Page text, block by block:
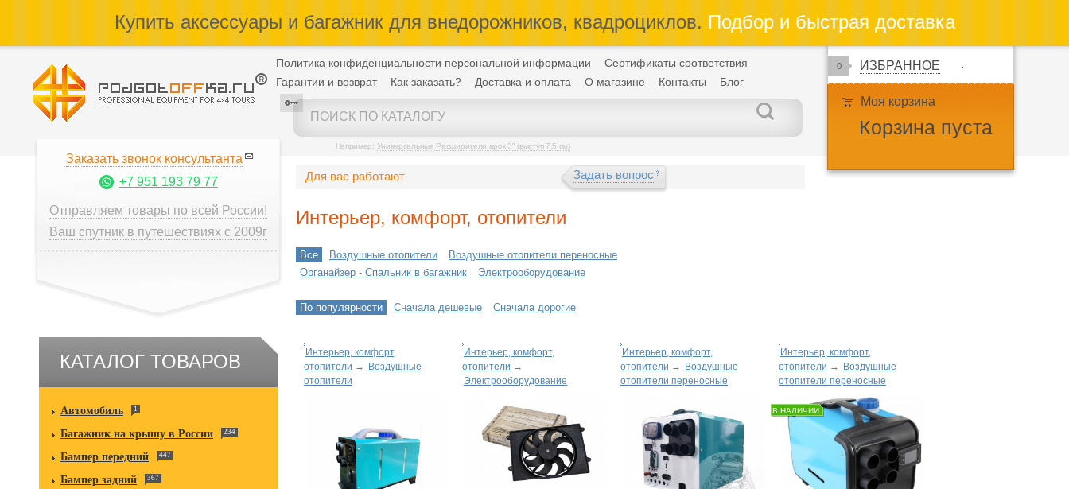
Купить аксессуары и багажник для внедорожников, квадроциклов.Подбор и быстрая доставка
Политика конфиденциальности персональной информации
Сертификаты соответствия
Гарантии и возврат
Как заказать? Доставка и оплата О магазине Контакты Блог
Например: Универсальные Расширители арок 3" (выступ 7,5 см)
0 ИЗБРАННОЕ
Моя корзина
Корзина пуста
Заказать звонок консультанта
+7 951 193 79 77
Отправляем товары по всей России!
Ваш спутник в путешествиях с 2009г
КАТАЛОГ ТОВАРОВ
Автомобиль 1
Багажник на крышу в России 234
Бампер передний 447
Бампер задний 367
Для вас работают Задать вопрос
Интерьер, комфорт, отопители
Все Воздушные отопители
Воздушные отопители переносные
Органайзер - Cпальник в багажник
Электрооборудование
По популярности Сначала дешевые Сначала дорогие
Интерьер, комфорт,
отопители →
Воздушные
отопители
Интерьер, комфорт,
отопители →
Электрооборудование
Интерьер, комфорт,
отопители →
Воздушные
отопители переносные
Интерьер, комфорт,
отопители →
Воздушные
отопители переносные
В НАЛИЧИИ